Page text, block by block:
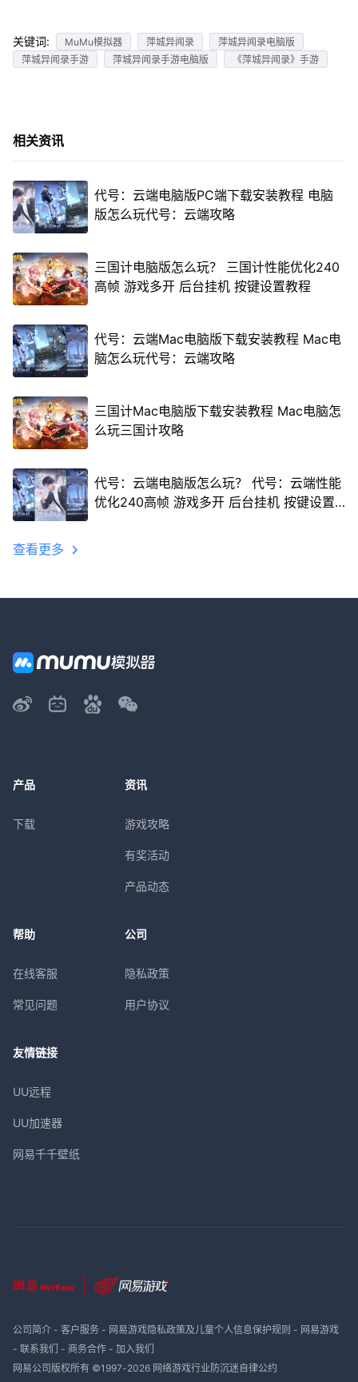
关键词: MuMu模拟器 萍城异闻录
萍城异闻录电脑版
萍城异闻录手游
萍城异闻录手游电脑版 《萍城异闻录》手游
相关资讯
代号：云端电脑版PC端下载安装教程 电脑
版怎么玩代号：云端攻略
三国计电脑版怎么玩？ 三国计性能优化240
高帧 游戏多开 后台挂机 按键设置教程
代号：云端Mac电脑版下载安装教程 Mac电
脑怎么玩代号：云端攻略
三国计Mac电脑版下载安装教程 Mac电脑怎
么玩三国计攻略
代号：云端电脑版怎么玩？ 代号：云端性能
优化240高帧 游戏多开 后台挂机 按键设置
查看更多
产品
下载
资讯
游戏攻略
有奖活动
产品动态
帮助
在线客服
常见问题
公司
隐私政策
用户协议
友情链接
UU远程
UU加速器
网易千千壁纸
公司简介- 客户服务- 网易游戏隐私政策及儿童个人信息保护规则 - 网易游戏
- 联系我们 - 商务合作- 加入我们
网易公司版权所有 ©1997-2026 网络游戏行业防沉迷自律公约